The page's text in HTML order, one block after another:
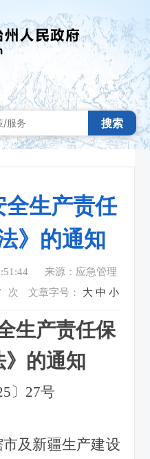
搜索
生产责任
》的通知
来源：应急管理
次 文章字号： 大 中 小
生产责任保
的通知
〕27号
及新疆生产建设